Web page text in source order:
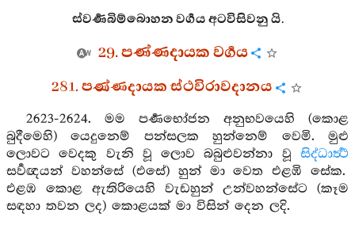
ස්වර්‍ණබිම්බොහන වර්‍ගය අටවිසිවනු යි.
29. පණ්ණදායක වර්‍ගය
281. පණ්ණදායක ස්ථවිරාවදානය
2623-2624. මම පර්‍ණභෝජන අනුභවයෙහි (කොළ
බුදීමෙහි) යෙදුනෙම් පන්සලක හුන්නෙම් වෙමි. මුළු
ලොවට වෙදකු වැනි වූ ලොව බබුළුවන්නා වූ සිද්ධාර්‍ත්‍ථ
සර්‍වඥයන් වහන්සේ (එසේ) හුන් මා වෙත එළඹි සේක.
එළඹ කොළ ඇතිරියෙහි වැඩහුන් උන්වහන්සේට (කෑම
සඳහා තවන ලද) කොළයක් මා විසින් දෙන ලදි.